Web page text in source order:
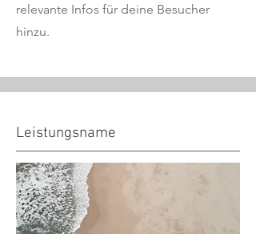
relevante Infos für deine Besucher
hinzu.
Leistungsname